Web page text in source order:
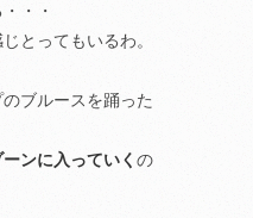
・・
とってもいるわ。
ブルースを踊った
ーンに入っていく の